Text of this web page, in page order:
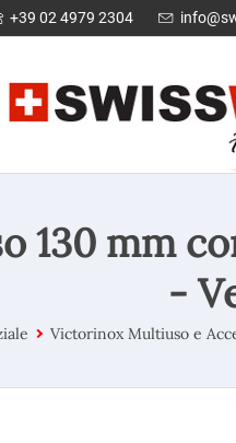
+39 02 4979 2304
mm
-
Victorinox Multiuso e